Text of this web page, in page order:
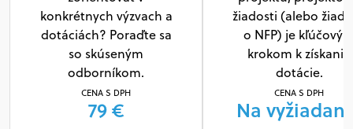
konkrétnych výzvach a
dotáciách? Poraďte sa
so skúseným
odborníkom.
CENA S DPH
79 €
žiadosti (alebo
o NFP) je
krokom k získaniu
dotácie.
CENA S DPH
Na